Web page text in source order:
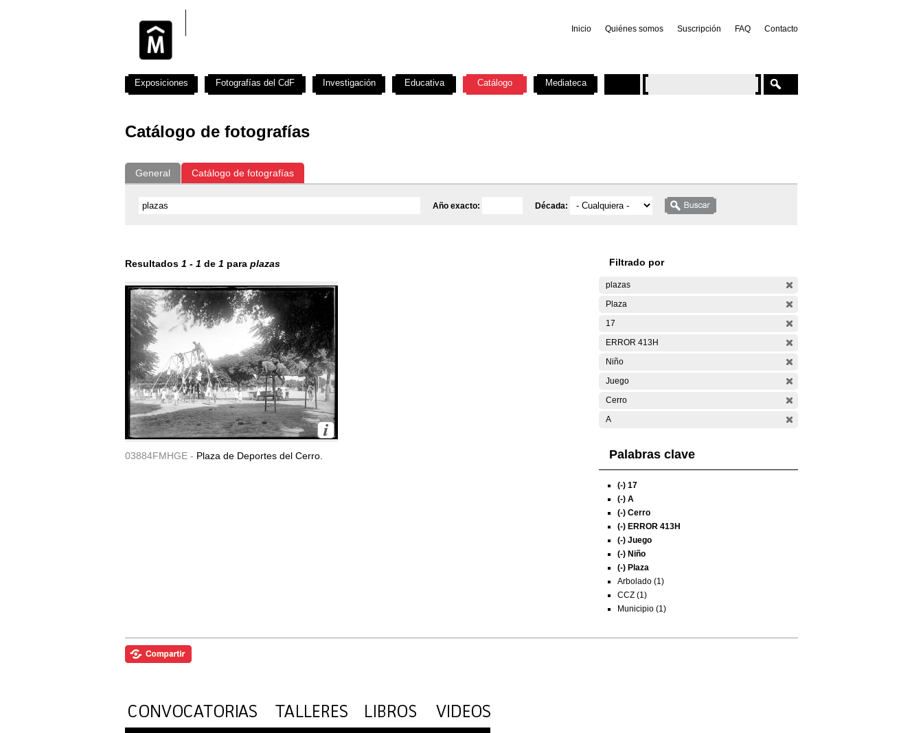
Inicio Quiénes somos Suscripción FAQ Contacto
Catálogo de fotografías
General Catálogo de fotografías
Año exacto: Década:
Resultados 1 - 1 de 1 para plazas
03884FMHGE - Plaza de Deportes del Cerro.
Filtrado por
plazas
Plaza
17
ERROR 413H
Niño
Juego
Cerro
A
Palabras clave
(-) 17
(-) A
(-) Cerro
(-) ERROR 413H
(-) Juego
(-) Niño
(-) Plaza
Arbolado (1)
CCZ (1)
Municipio (1)
Exposiciones Fotografías del CdF Investigación Educativa Catálogo Mediateca